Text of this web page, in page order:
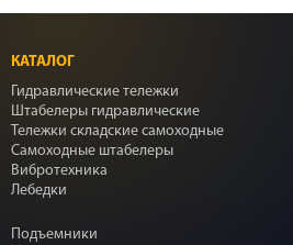
КАТАЛОГ
Гидравлические тележки
Штабелеры гидравлические
Тележки складские самоходные
Самоходные штабелеры
Вибротехника
Лебедки
Подъемники